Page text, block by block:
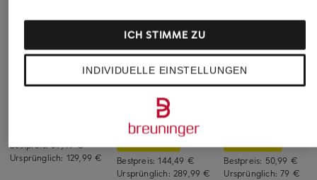
+Aktionsrabatt
Bestpreis:59,49 €
Ursprünglich: 129,99 €
+Aktionsrabatt
Strickjacke MANA mit
Bestpreis:144,49 €
Ursprünglich: 289,99 €
+Aktionsrabatt
Bestpreis: 50,99 €
Ursprünglich:79 €
INDIVIDUELLE EINSTELLUNGEN
ICH STIMME ZU